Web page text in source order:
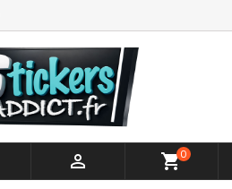
 shopping_cart0